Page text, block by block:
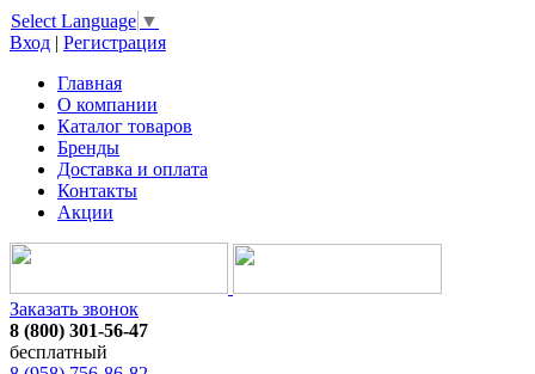
Select Language ▼
Вход | Регистрация
Главная
О компании
Каталог товаров
Бренды
Доставка и оплата
Контакты
Акции
Заказать звонок
8 (800) 301-56-47
бесплатный